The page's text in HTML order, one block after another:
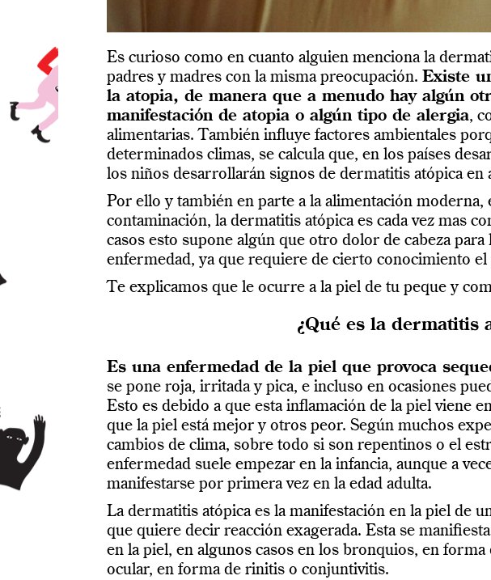
Es curioso como en cuanto alguien menciona la
padres y madres con la misma preocupación. Existe
la atopia, de manera que a menudo hay algún
manifestación de atopia o algún tipo de alergia,
alimentarias. También influye factores ambientales
determinados climas, se calcula que, en los países
los niños desarrollarán signos de dermatitis atópica en
Por ello y también en parte a la alimentación moderna,
contaminación, la dermatitis atópica es cada vez mas
casos esto supone algún que otro dolor de cabeza
enfermedad, ya que requiere de cierto conocimiento
Te explicamos que le ocurre a la piel de tu peque y
¿Qué es la dermatitis
Es una enfermedad de la piel que provoca
se pone roja, irritada y pica, e incluso en ocasiones
Esto es debido a que esta inflamación de la piel viene
que la piel está mejor y otros peor. Según muchos
cambios de clima, sobre todo si son repentinos o el
enfermedad suele empezar en la infancia, aunque a
manifestarse por primera vez en la edad adulta.
La dermatitis atópica es la manifestación en la piel de
que quiere decir reacción exagerada. Esta se
en la piel, en algunos casos en los bronquios, en forma
ocular, en forma de rinitis o conjuntivitis.